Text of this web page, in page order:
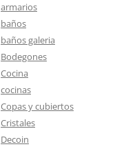
armarios
baños
baños galeria
Bodegones
Cocina
cocinas
Copas y cubiertos
Cristales
Decoin